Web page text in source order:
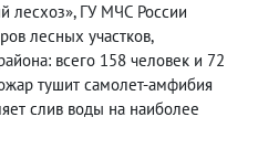
лесхоз», ГУ МЧС России
лесных участков,
всего 158 человек и 72
тушит самолет-амфибия
слив воды на наиболее